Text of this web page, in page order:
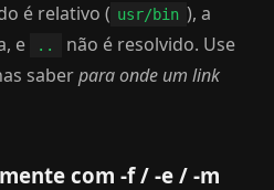
é relativo ( usr/bin ), a
e
..
não é resolvido. Use
saberpara onde um link
com -f / -e / -m